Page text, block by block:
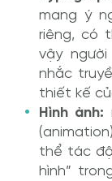
mang ý
riêng, có
vậy
nhắc
thiết kế
Hình ảnh:
thể tác
hình”